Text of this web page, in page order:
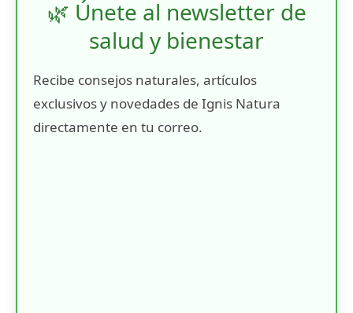
🌿 Únete al newsletter de
salud y bienestar
Recibe consejos naturales, artículos
exclusivos y novedades de Ignis Natura
directamente en tu correo.